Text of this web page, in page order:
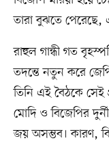
তারা বুঝতে
রাহুল গান্ধী গত
তদন্তে নতুন করে
তিনি এই বৈঠকে সেই
মোদি ও বিজেপির
জয় অসম্ভব। কারণ,